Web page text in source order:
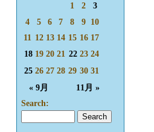
« 9月 11月 »
1 2
3
4
5 6 7 8 9 10
11
12 13 14 15 16 17
18 19 20 21 22 23 24
25 26 27 28 29 30 31
Search: